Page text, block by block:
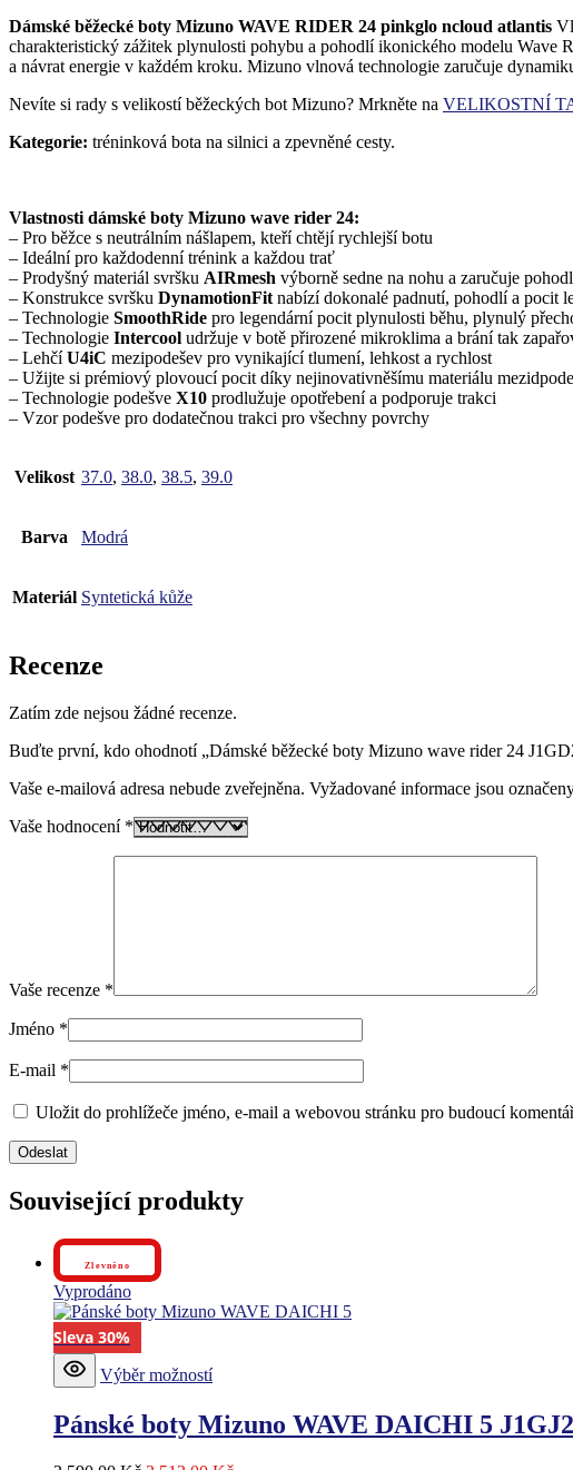
Dámské běžecké boty Mizuno WAVE RIDER 24 pinkglo ncloud atlantis
charakteristický zážitek plynulosti pohybu a pohodlí ikonického modelu Wave
a návrat energie v každém kroku. Mizuno vlnová technologie zaručuje
Nevíte si rady s velikostí běžeckých bot Mizuno? Mrkněte na VELIKOSTNÍ
Kategorie: tréninková bota na silnici a zpevněné cesty.
Vlastnosti dámské boty Mizuno wave rider 24:
– Pro běžce s neutrálním nášlapem, kteří chtějí rychlejší botu
– Ideální pro každodenní trénink a každou trať
– Prodyšný materiál svršku AIRmesh výborně sedne na nohu a zaručuje
– Konstrukce svršku DynamotionFitnabízí dokonalé padnutí, pohodlí a pocit
– Technologie SmoothRide pro legendární pocit plynulosti běhu, plynulý
– Technologie Intercool udržuje v botě přirozené mikroklima a brání tak
– LehčíU4iC mezipodešev pro vynikající tlumení, lehkost a rychlost
– Užijte si prémiový plovoucí pocit díky nejinovativněšímu materiálu
– Technologie podešve X10 prodlužuje opotřebení a podporuje trakci
– Vzor podešve pro dodatečnou trakci pro všechny povrchy
Velikost 37.0, 38.0, 38.5, 39.0
Barva Modrá
Materiál Syntetická kůže
Recenze
Zatím zde nejsou žádné recenze.
Buďte první, kdo ohodnotí „Dámské běžecké boty Mizuno wave rider 24
Vaše e-mailová adresa nebude zveřejněna. Vyžadované informace jsou
Vaše hodnocení *
Vaše recenze *
Jméno *
E-mail *
Uložit do prohlížeče jméno, e-mail a webovou stránku pro budoucí
Související produkty
Zlevněno
Vyprodáno
Sleva 30%
Výběr možnostíprodukt
více
variant.
Možnosti
Pánské boty Mizuno WAVE DAICHI 5